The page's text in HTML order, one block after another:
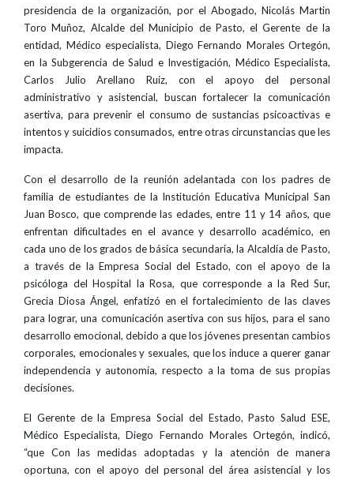
presidencia de la organización, por el Abogado, Nicolás Martin
Toro Muñoz, Alcalde del Municipio de Pasto, el Gerente de la
entidad, Médico especialista, Diego Fernando Morales Ortegón,
en la Subgerencia de Salud e Investigación, Médico Especialista,
Carlos Julio Arellano Ruiz, con el apoyo del personal
administrativo y asistencial, buscan fortalecer la comunicación
asertiva, para prevenir el consumo de sustancias psicoactivas e
intentos y suicidios consumados, entre otras circunstancias que les
impacta.
Con el desarrollo de la reunión adelantada con los padres de
familia de estudiantes de la Institución Educativa Municipal San
Juan Bosco, que comprende las edades, entre 11 y 14 años, que
enfrentan dificultades en el avance y desarrollo académico, en
cada uno de los grados de básica secundaria, la Alcaldía de Pasto,
a través de la Empresa Social del Estado, con el apoyo de la
psicóloga del Hospital la Rosa, que corresponde a la Red Sur,
Grecia Diosa Ángel, enfatizó en el fortalecimiento de las claves
para lograr, una comunicación asertiva con sus hijos, para el sano
desarrollo emocional, debido a que los jóvenes presentan cambios
corporales, emocionales y sexuales, que los induce a querer ganar
independencia y autonomía, respecto a la toma de sus propias
decisiones.
El Gerente de la Empresa Social del Estado, Pasto Salud ESE,
Médico Especialista, Diego Fernando Morales Ortegón, indicó,
“que Con las medidas adoptadas y la atención de manera
oportuna, con el apoyo del personal del área asistencial y los